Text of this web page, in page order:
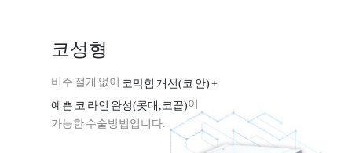
코성형
비주 절개 없이 코막힘 개선(코 안) +
예쁜 코 라인 완성(콧대,코끝)이
가능한 수술방법입니다.